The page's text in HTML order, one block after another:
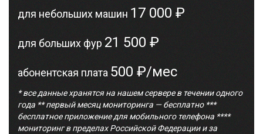
для небольших машин 17 000 ₽
для больших фур21 500 ₽
абонентская плата 500 ₽/мес
* все данные хранятся на нашем сервере в течении одного
года ** первый месяц мониторинга — бесплатно ***
бесплатное приложение для мобильного телефона ****
мониторинг в пределах Российской Федерации и за